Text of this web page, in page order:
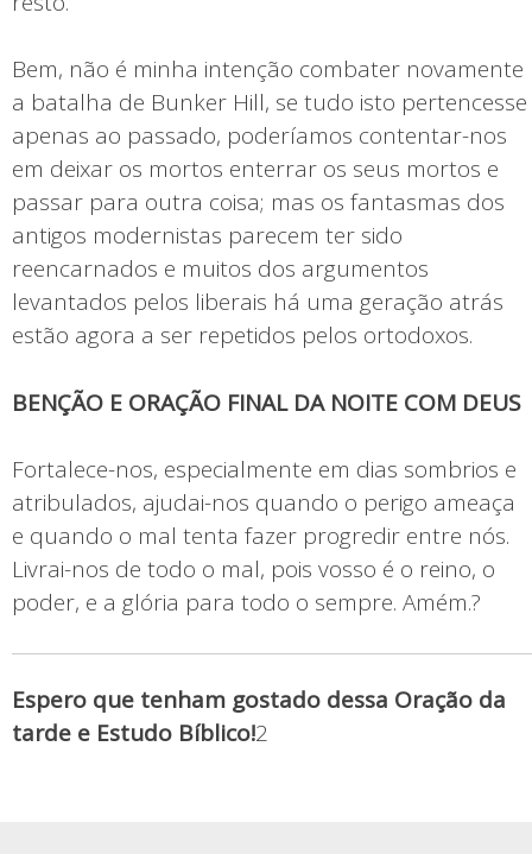
Bem, não é minha intenção combater novamente
a batalha de Bunker Hill, se tudo isto pertencesse
apenas ao passado, poderíamos contentar-nos
em deixar os mortos enterrar os seus mortos e
passar para outra coisa; mas os fantasmas dos
antigos modernistas parecem ter sido
reencarnados e muitos dos argumentos
levantados pelos liberais há uma geração atrás
estão agora a ser repetidos pelos ortodoxos.
BENÇÃO E ORAÇÃO FINAL DA NOITE COM DEUS
Fortalece-nos, especialmente em dias sombrios e
atribulados, ajudai-nos quando o perigo ameaça
e quando o mal tenta fazer progredir entre nós.
Livrai-nos de todo o mal, pois vosso é o reino, o
poder, e a glória para todo o sempre. Amém.?
Espero que tenham gostado dessa Oração da
tarde e Estudo Bíblico!2